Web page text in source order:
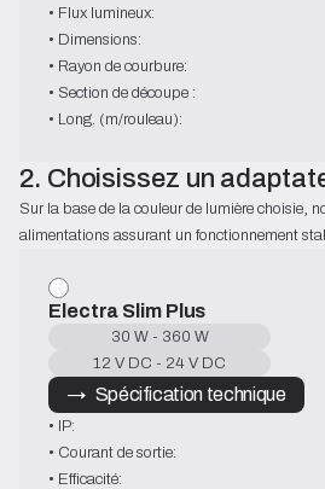
• Flux lumineux:
• Dimensions:
• Rayon de courbure:
• Section de découpe :
• Long. (m/rouleau):
2. Choisissez un
Sur la base de la couleur de lumière choisie,
alimentations assurant un fonctionnement
Electra Slim Plus
30 W - 360 W
12 V DC - 24 V DC
→   Spécification technique
• IP:
• Courant de sortie:
• Efficacité: